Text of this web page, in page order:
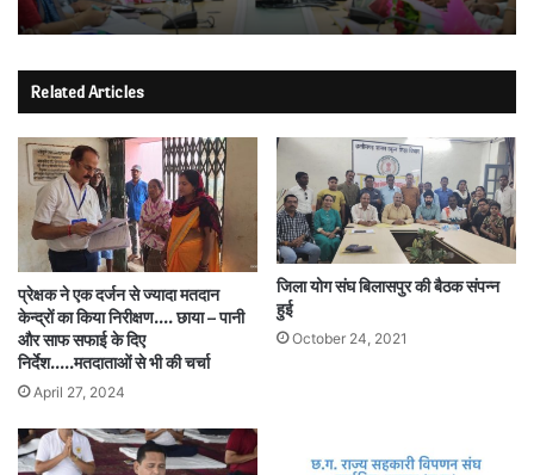
Related Articles
प्रेक्षक ने एक दर्जन से ज्यादा मतदान
केन्द्रों का किया निरीक्षण…. छाया – पानी
और साफ सफाई के दिए
निर्देश…..मतदाताओं से भी की चर्चा
April 27, 2024
जिला योग संघ बिलासपुर की बैठक संपन्न
हुई
October 24, 2021